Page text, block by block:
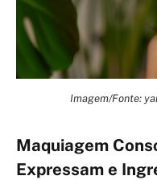
Imagem/Fonte:
Maquiagem
Expressam e